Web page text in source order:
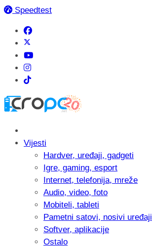
Speedtest
Vijesti
Hardver, uređaji, gadgeti
Igre, gaming, esport
Internet, telefonija, mreže
Audio, video, foto
Mobiteli, tableti
Pametni satovi, nosivi uređaji
Softver, aplikacije
Ostalo